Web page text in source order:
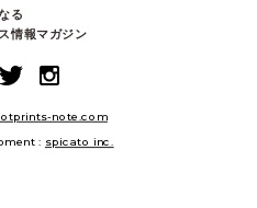
る
情報マガジン
note.com
: spicato inc.